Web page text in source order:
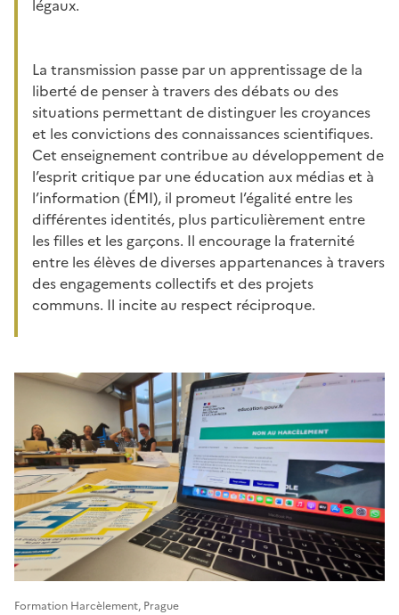
légaux.
La transmission passe par un apprentissage de la
liberté de penser à travers des débats ou des
situations permettant de distinguer les croyances
et les convictions des connaissances scientifiques.
Cet enseignement contribue au développement de
l’esprit critique par une éducation aux médias et à
l’information (ÉMI), il promeut l’égalité entre les
différentes identités, plus particulièrement entre
les filles et les garçons. Il encourage la fraternité
entre les élèves de diverses appartenances à travers
des engagements collectifs et des projets
communs. Il incite au respect réciproque.
Formation Harcèlement, Prague